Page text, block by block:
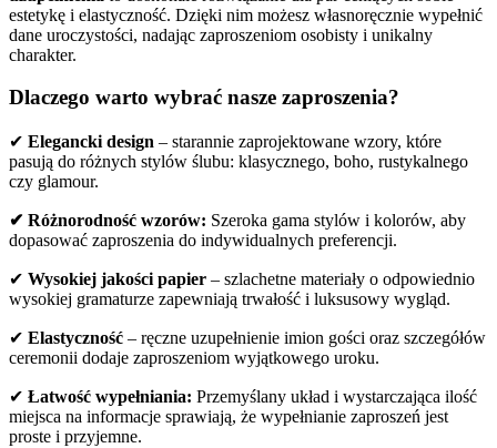
estetykę i elastyczność. Dzięki nim możesz własnoręcznie wypełnić
dane uroczystości, nadając zaproszeniom osobisty i unikalny
charakter.
Dlaczego warto wybrać nasze zaproszenia?
✔ Elegancki design – starannie zaprojektowane wzory, które
pasują do różnych stylów ślubu: klasycznego, boho, rustykalnego
czy glamour.
✔ Różnorodność wzorów: Szeroka gama stylów i kolorów, aby
dopasować zaproszenia do indywidualnych preferencji.
✔ Wysokiej jakości papier – szlachetne materiały o odpowiednio
wysokiej gramaturze zapewniają trwałość i luksusowy wygląd.
✔ Elastyczność – ręczne uzupełnienie imion gości oraz szczegółów
ceremonii dodaje zaproszeniom wyjątkowego uroku.
✔ Łatwość wypełniania: Przemyślany układ i wystarczająca ilość
miejsca na informacje sprawiają, że wypełnianie zaproszeń jest
proste i przyjemne.